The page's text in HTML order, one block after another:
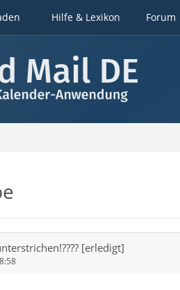
Hilfe & Lexikon Forum
[erledigt]